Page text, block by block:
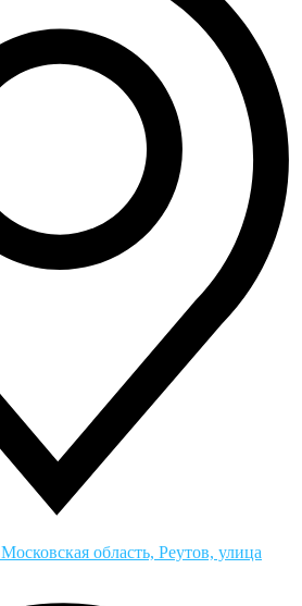
Московская область, Реутов, улица